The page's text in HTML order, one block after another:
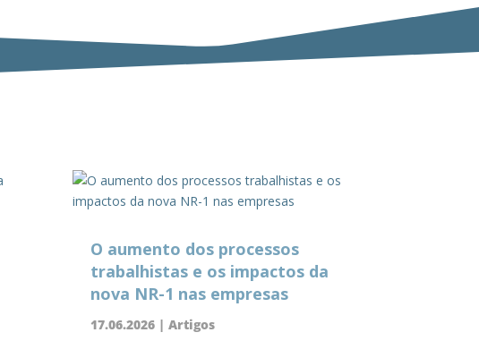
O aumento dos processos
trabalhistas e os impactos da
nova NR-1 nas empresas
17.06.2026| Artigos